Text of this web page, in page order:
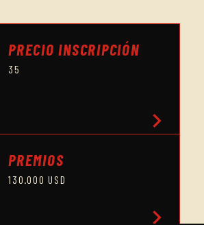
PRECIO INSCRIPCIÓN
35
chevron_right
PREMIOS
130.000 USD
chevron_right